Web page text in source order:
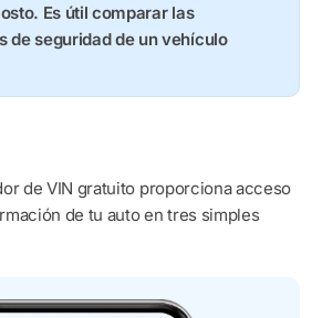
Es útil comparar las
de seguridad de un vehículo
de VIN gratuito proporciona acceso
de tu auto en tres simples